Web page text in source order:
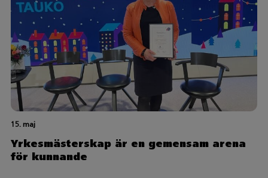
15. maj
Yrkesmästerskap är en gemensam arena
för kunnande